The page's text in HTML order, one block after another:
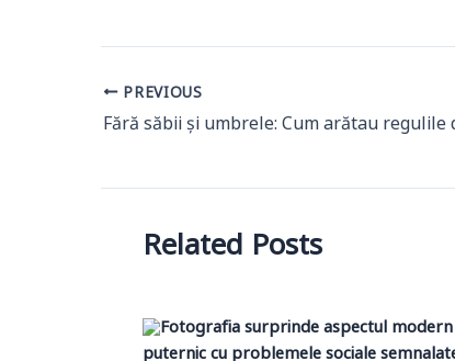
PREVIOUS
Related Posts